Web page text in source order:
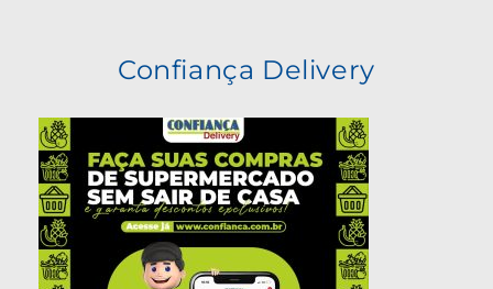
Confiança Delivery